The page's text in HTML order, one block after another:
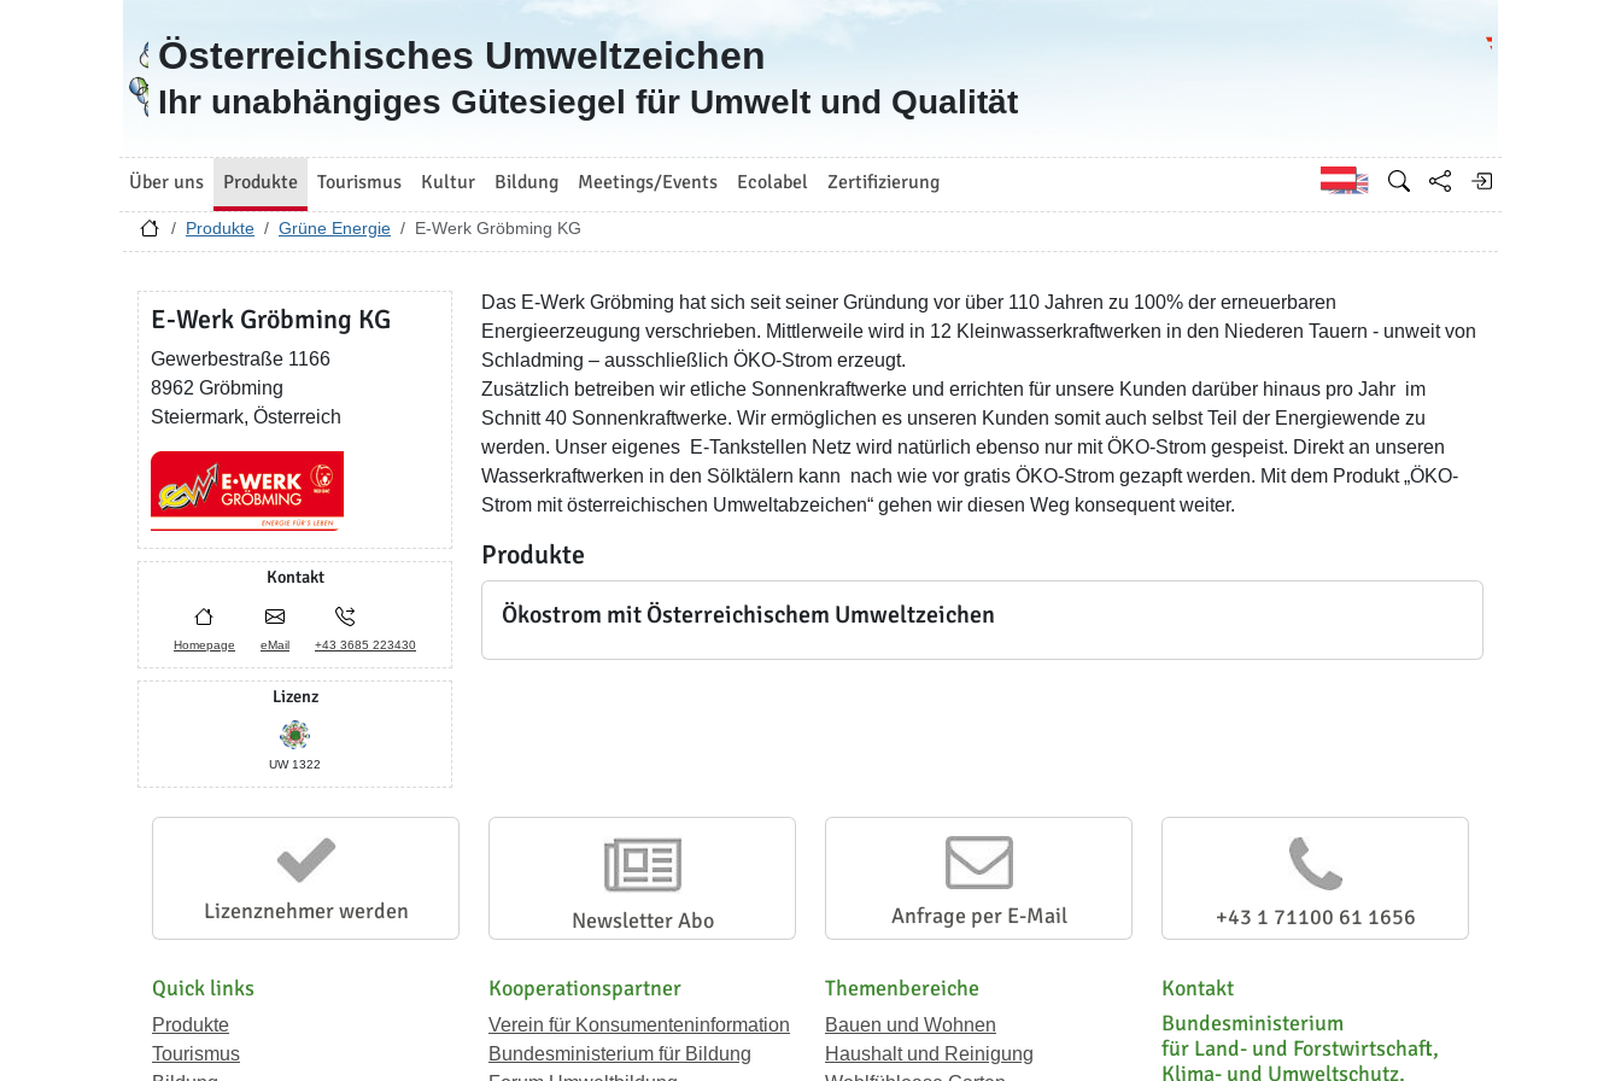
Zur Startseite
Österreichisches Umweltzeichen
Ihr unabhängiges Gütesiegel für Umwelt und Qualität
Über uns Produkte Tourismus Kultur Bildung Meetings/Events Ecolabel Zertifizierung Englisch
Produkte Grüne Energie E-Werk Gröbming KG
E-Werk Gröbming KG
Gewerbestraße 1166
8962 Gröbming
Steiermark, Österreich
Kontakt
Homepage eMail +43 3685 223430
Lizenz
UW 1322
Das E-Werk Gröbming hat sich seit seiner Gründung vor über 110 Jahren zu 100% der erneuerbaren
Energieerzeugung verschrieben. Mittlerweile wird in 12 Kleinwasserkraftwerken in den Niederen Tauern - unweit von
Schladming – ausschließlich ÖKO-Strom erzeugt.
Zusätzlich betreiben wir etliche Sonnenkraftwerke und errichten für unsere Kunden darüber hinaus pro Jahr im
Schnitt 40 Sonnenkraftwerke. Wir ermöglichen es unseren Kunden somit auch selbst Teil der Energiewende zu
werden. Unser eigenes E-Tankstellen Netz wird natürlich ebenso nur mit ÖKO-Strom gespeist. Direkt an unseren
Wasserkraftwerken in den Sölktälern kann nach wie vor gratis ÖKO-Strom gezapft werden. Mit dem Produkt „ÖKO-
Strom mit österreichischen Umweltabzeichen“ gehen wir diesen Weg konsequent weiter.
Produkte
Ökostrom mit Österreichischem Umweltzeichen
Lizenznehmer werden Newsletter Abo Anfrage per E-Mail +43 1 71100 61 1656
Quick links
Produkte
Tourismus
Kooperationspartner
Verein für Konsumenteninformation
Bundesministerium für Bildung
Themenbereiche
Bauen und Wohnen
Haushalt und Reinigung
Kontakt
Bundesministerium
für Land- und Forstwirtschaft,
Klima- und Umweltschutz,